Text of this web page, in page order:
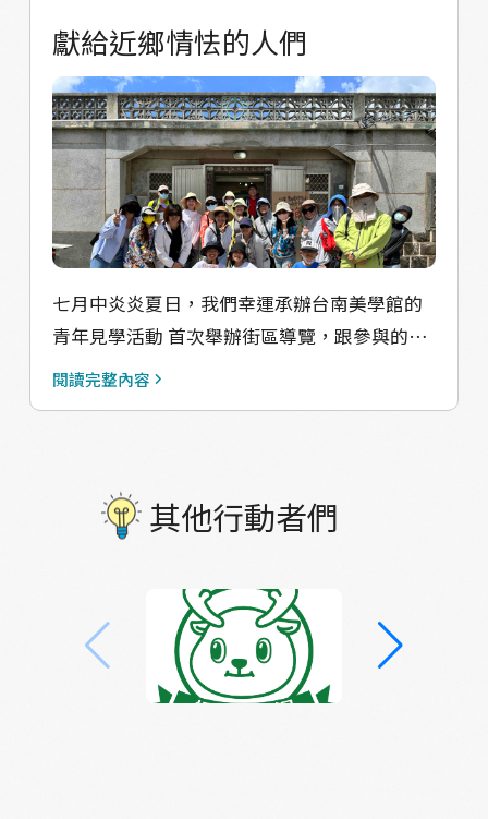
著手進行苧麻復育計畫，期待保留從植物種
植、取纖到織成布料的阿美族織布完整工序。
過程中，發生一連串哭笑不得的事。 開始耕耘
地方後，我們在村子裡找到一小區野生苧麻，
同時也嘗試在工作室基地旁的農地上，開始復
育苧麻。 這次的交流、工作坊，所使用的苧麻
材料，就是我們復育的苧麻，第一批收成，意
義非凡！ 採集、取皮、刮麻、漂洗、曬乾、撚
線，僅幾個步驟，操作起來真的明顯感受到
「苧仔絲，把人黏黐黐」 經過半天的努力，最
值得開心的就是：大角首批種植苧麻產出囉 謝
謝大家的汗水（和腿毛） 而這些過程與充滿生
期漁村是重要材料，從家用縫線、釣竿釣線到
漁網等皆是以苧麻所製；清朝的媽宮城，有部
配給制度的資料，可以推測，在過去有一段時
間，苧麻產業在澎湖是佔有一席之地的。
獻給近鄉情怯的人們
七月中炎炎夏日，我們幸運承辦台南美學館的
青年見學活動 首次舉辦街區導覽，跟參與的近
20位國中小老師們分享大角工作室在做的事、
民的日常～ 吃爆 #產地到餐桌家常菜 ，手工米
ㄍㄠˊ（麵疙瘩）feat落穗（高粱）地瓜粥 摸到
花明巷弄間的 #炫砲古厝群 直衝 #奇老 的工具
間，見到最地道的薯榔染、編網工藝 . 各種細細
碎碎的小小日常，都是充滿生活智慧、故事人
閱讀完整內容
其他行動者們